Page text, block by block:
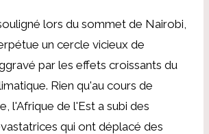
lors du sommet de Nairobi,
un cercle vicieux de
par les effets croissants du
Rien qu'au cours de
l'Afrique de l'Est a subi des
qui ont déplacé des